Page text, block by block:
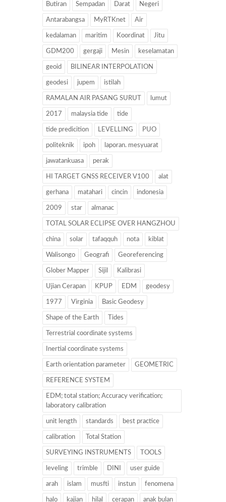
Butiran Sempadan Darat Negeri
Antarabangsa MyRTKnet Air
kedalaman maritim Koordinat Jitu
GDM200 gergaji Mesin keselamatan
geoid BILINEAR INTERPOLATION
geodesi jupem istilah
RAMALAN AIR PASANG SURUT lumut
2017 malaysia tide tide
tide predicition LEVELLING PUO
politeknik ipoh laporan. mesyuarat
jawatankuasa perak
HI TARGET GNSS RECEIVER V100 alat
gerhana matahari cincin indonesia
2009 star almanac
TOTAL SOLAR ECLIPSE OVER HANGZHOU
china solar tafaqquh nota kiblat
Walisongo Geografi Georeferencing
Glober Mapper Sijil Kalibrasi
Ujian Cerapan KPUP EDM geodesy
1977 Virginia Basic Geodesy
Shape of the Earth Tides
Terrestrial coordinate systems
Inertial coordinate systems
Earth orientation parameter GEOMETRIC
REFERENCE SYSTEM
EDM; total station; Accuracy verification;
laboratory calibration
unit length standards best practice
calibration Total Station
SURVEYING INSTRUMENTS TOOLS
leveling trimble DINI user guide
arah islam musfti instun fenomena
halo kajian hilal cerapan anak bulan